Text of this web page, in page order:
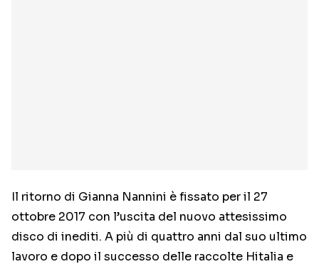
Il ritorno di Gianna Nannini è fissato per il 27
ottobre 2017 con l’uscita del nuovo attesissimo
disco di inediti. A più di quattro anni dal suo ultimo
lavoro e dopo il successo delle raccolte Hitalia e